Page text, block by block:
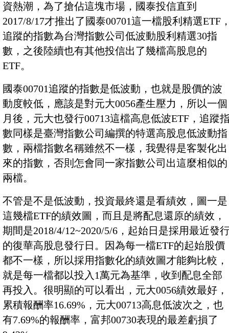
資熱潮，為了搶佔這塊市場，國泰投信直到
2017/8/17才推出了國泰00701這一檔股利精選ETF
追蹤的指數為台灣指數公司低波動股利精選30指
數，之後陸續也有其他投信出了幾檔高股息的
ETF。
國泰00701追蹤的指數是低波動，也就是股價的波
動度較低，應該是對元大0056產生壓力，所以一個
月後，元大也發行00713這檔高息低波ETF，追蹤
數同樣是臺灣指數公司編撰的特選高股息低波動指
數，兩檔指數名稱雖然不一樣，我覺得是客製化出
來的指數，否則怎會同一家指數公司出這麼相似的
兩檔。
不管是不是低波動，投資最終還是看績效，圖一是
這幾檔ETF的績效圖，而且是將配息還原的績效，
期間是2018/4/12~2020/5/6，起始日是採用最近發
的復華高股息發行日。因為每一檔ETF的起始股價
都不一樣，所以採用指數化的績效圖才能夠比較，
就是每一檔都以投入1萬元為基準，收到配息全部
再投入。很明顯的可以看出，元大0056績效最好，
累積報酬率16.69%，元大00713高息低波次之，也
有7.69%的報酬率，富邦00730表現的最差虧損了